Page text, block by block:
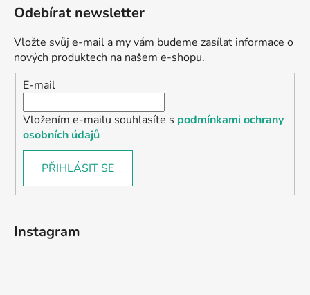
Odebírat newsletter
Vložte svůj e-mail a my vám budeme zasílat informace o
nových produktech na našem e-shopu.
E-mail
Vložením e-mailu souhlasíte s podmínkami ochrany
osobních údajů
PŘIHLÁSIT SE
Instagram